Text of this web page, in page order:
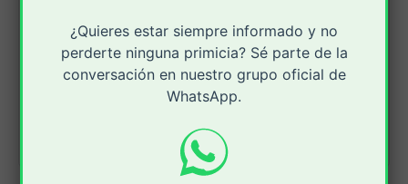
credencial como alcalde de
Popayán 2024-2027
Juan Carlos Muñoz tendrá grandes
retos en generación de empleo y
:.Periodicovirtual.com.: • 1 min read
¿Quieres estar siempre informado y no
perderte ninguna primicia? Sé parte de la
conversación en nuestro grupo oficial de
WhatsApp.